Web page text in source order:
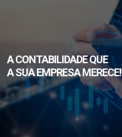
A CONTABILIDADE QUE
A SUA EMPRESA MERECE!